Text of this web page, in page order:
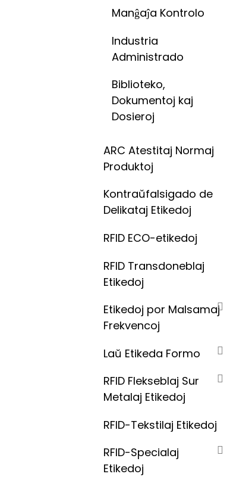
Manĝaĵa Kontrolo
Industria
Administrado
Biblioteko,
Dokumentoj kaj
Dosieroj
ARC Atestitaj Normaj
Produktoj
Kontraŭfalsigado de
Delikataj Etikedoj
RFID ECO-etikedoj
RFID Transdoneblaj
Etikedoj
Etikedoj por Malsamaj
Frekvencoj
Laŭ Etikeda Formo
RFID Flekseblaj Sur
Metalaj Etikedoj
RFID-Tekstilaj Etikedoj
RFID-Specialaj
Etikedoj